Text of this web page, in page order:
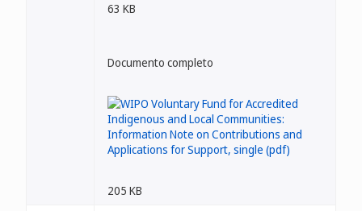
63 KB
Documento completo
205 KB